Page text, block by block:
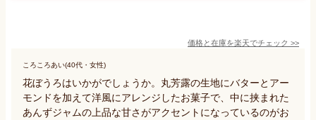
価格と在庫を楽天でチェック >>
ころころあい(40代・女性)
花ぼうろはいかがでしょうか。丸芳露の生地にバターとアー
モンドを加えて洋風にアレンジしたお菓子で、中に挟まれた
あんずジャムの上品な甘さがアクセントになっているのがお